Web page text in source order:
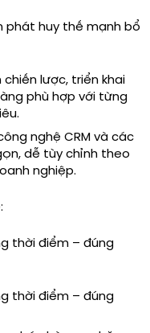
phát huy thế mạnh bổ
lược, triển khai
phù hợp với từng
nghệ CRM và các
dễ tùy chỉnh theo
nghiệp.
thời điểm – đúng
thời điểm – đúng